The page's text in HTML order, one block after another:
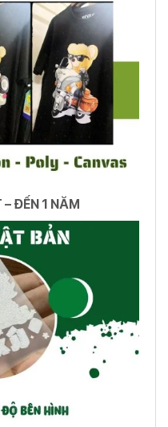
ĐẾN 1 NĂM